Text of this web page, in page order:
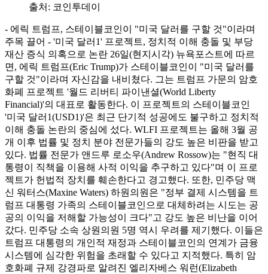
출처: 코인투데이
- 에릭 트럼프, 스테이블코인이 "미국 달러를 구할 것"이라며
주목 끌어 - '미국 달러1' 프로젝트, 정치적 이해 충돌 및 부당
재산 증식 의혹으로 논란 26일(현지시각) 뉴욕포스트에 따르
면, 에릭 트럼프(Eric Trump)가 스테이블코인이 "미국 달러를
구할 것"이라며 자신감을 내비쳤다. 그는 트럼프 가문의 암호
화폐 프로젝트 '월드 리버티 파이낸셜(World Liberty
Financial)'의 대표로 활동한다. 이 프로젝트의 스테이블코인
'미국 달러1(USD1)'은 최근 단기적 성공에도 불구하고 정치적
이해 충돌 논란의 중심에 섰다. WLFI 프로젝트는 올해 3월 공
개 이후 법률 및 정치 분야 전문가들의 강도 높은 비판을 받고
있다. 법률 전문가 앤드루 로소우(Andrew Rossow)는 "현직 대
통령이 직책을 이용해 사적 이익을 추구하고 있다"며 이 프로
젝트가 헌법적 장치를 훼손한다고 경고했다. 또한, 민주당 맥
신 워터스(Maxine Waters) 하원의원은 "정부 결제 시스템을 트
럼프 대통령 가족의 스테이블코인으로 대체하려는 시도는 공
공의 이익을 저해할 가능성이 크다"고 강도 높은 비난을 이어
갔다. 민주당 소속 상원의원 5명 역시 우려를 제기했다. 이들은
트럼프 대통령의 개인적 재정과 스테이블코인의 연계가 금융
시스템에 심각한 위험을 초래할 수 있다고 지적했다. 특히 암
호화폐 규제 강경파로 알려진 엘리자베스 워런(Elizabeth